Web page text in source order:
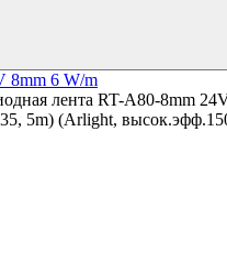
8mm 6 W/m
лента RT-A80-8mm
5m) (Arlight,